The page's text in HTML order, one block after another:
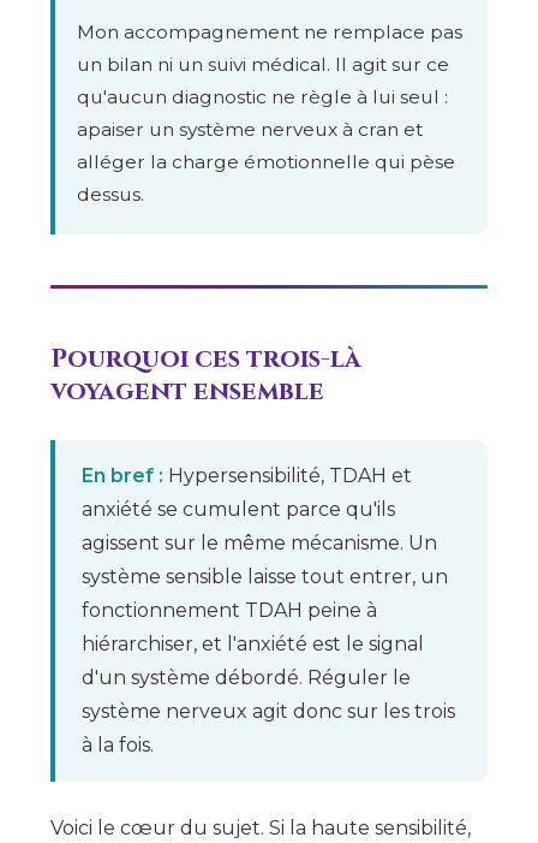
Mon accompagnement ne remplace pas
un bilan ni un suivi médical. Il agit sur ce
qu'aucun diagnostic ne règle à lui seul :
apaiser un système nerveux à cran et
alléger la charge émotionnelle qui pèse
dessus.
Pourquoi ces trois-là
voyagent ensemble
En bref : Hypersensibilité, TDAH et
anxiété se cumulent parce qu'ils
agissent sur le même mécanisme. Un
système sensible laisse tout entrer, un
fonctionnement TDAH peine à
hiérarchiser, et l'anxiété est le signal
d'un système débordé. Réguler le
système nerveux agit donc sur les trois
à la fois.
Voici le cœur du sujet. Si la haute sensibilité,